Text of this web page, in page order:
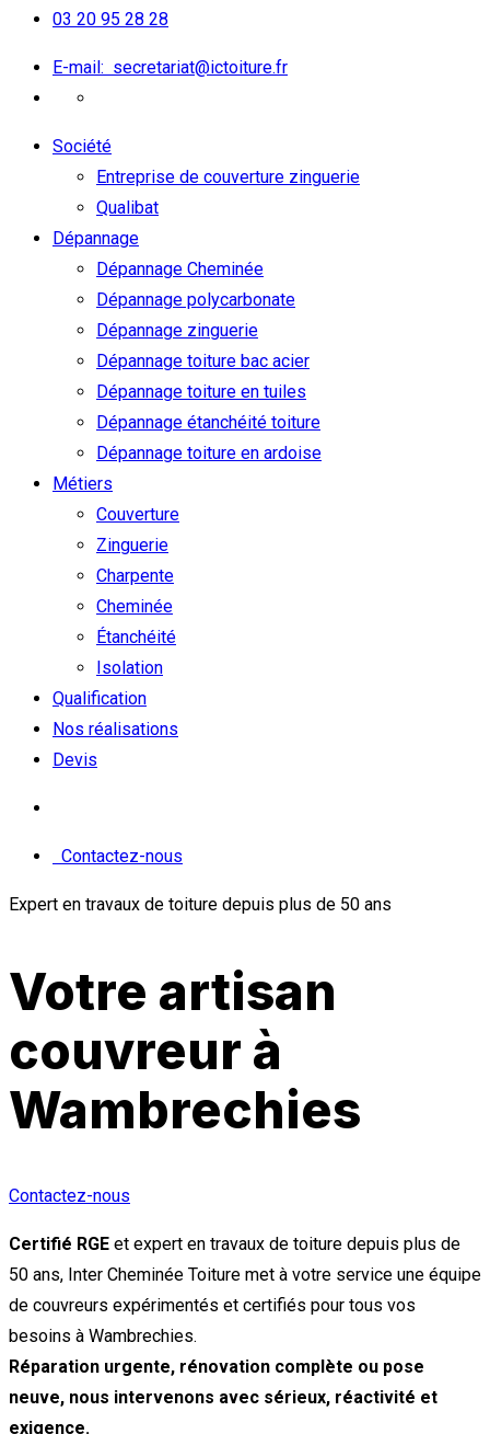
03 20 95 28 28
E-mail: secretariat@ictoiture.fr
Société
Entreprise de couverture zinguerie
Qualibat
Dépannage
Dépannage Cheminée
Dépannage polycarbonate
Dépannage zinguerie
Dépannage toiture bac acier
Dépannage toiture en tuiles
Dépannage étanchéité toiture
Dépannage toiture en ardoise
Métiers
Couverture
Zinguerie
Charpente
Cheminée
Étanchéité
Isolation
Qualification
Nos réalisations
Devis
Contactez-nous
Expert en travaux de toiture depuis plus de 50 ans
Votre artisan
couvreur à
Wambrechies
Contactez-nous
Certifié RGE et expert en travaux de toiture depuis plus de
50 ans, Inter Cheminée Toiture met à votre service une équipe
de couvreurs expérimentés et certifiés pour tous vos
besoins à Wambrechies.
Réparation urgente, rénovation complète ou pose
neuve, nous intervenons avec sérieux, réactivité et
exigence.